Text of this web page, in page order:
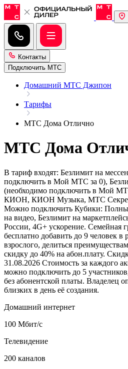
Контакты
Подключить МТС
Домашний МТС Джипон
Тарифы
МТС Дома Отлично
МТС Дома
В тариф входят: Безлимит на
подключить в Мой МТС за 0),
(необходимо подключить в Мой
КИОН, КИОН Музыка, МТС
Можно подключить Кубики:
на видео, Безлимит на
России, 4G+ ускорение. Семейная
бесплатно добавить до 9 человек в
взрослого, делиться
скидку до 40% на абон.плату.
31.08.2026 Стоимость за каждого
можно подключить до 5
без абонентской платы. Владелец
близких в день её создания.
Домашний интернет
100 Мбит/с
Телевидение
200 каналов